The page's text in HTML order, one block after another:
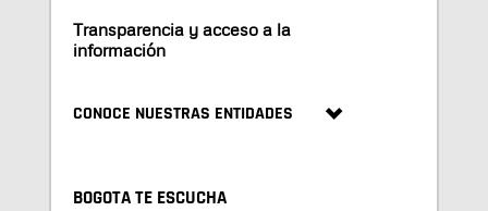
Transparencia y acceso a la
información
CONOCE NUESTRAS ENTIDADES
BOGOTA TE ESCUCHA